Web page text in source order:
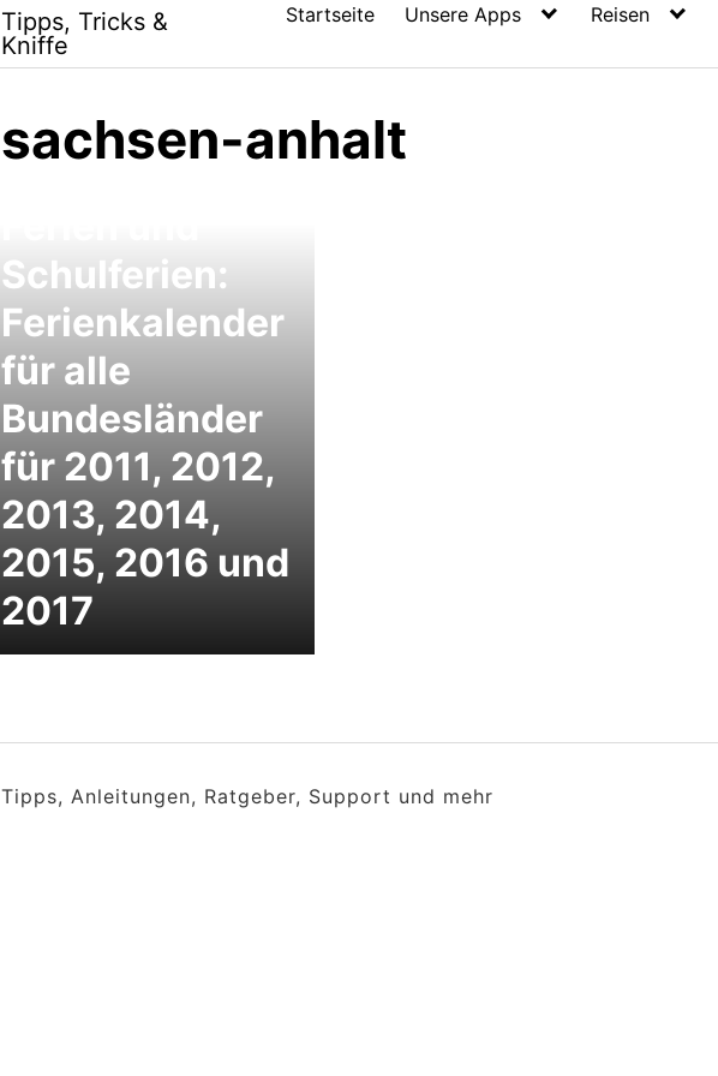
Tipps, Tricks &
Kniffe
Startseite Unsere Apps Reisen
sachsen-anhalt
Schulferien:
Ferienkalender
für alle
Bundesländer
für 2011, 2012,
2013, 2014,
2015, 2016 und
2017
Tipps, Anleitungen, Ratgeber, Support und mehr